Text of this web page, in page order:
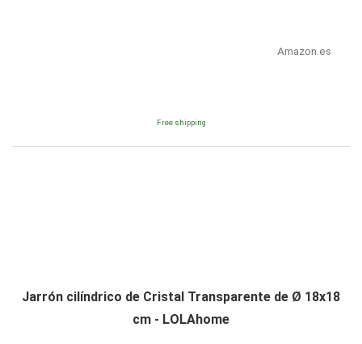
Amazon.es
Free shipping
Jarrón cilíndrico de Cristal Transparente de Ø 18x18
cm - LOLAhome